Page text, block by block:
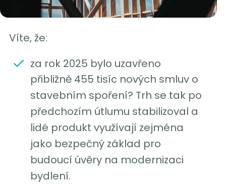
Víte, že:
za rok 2025 bylo uzavřeno
přibližně 455 tisíc nových smluv o
stavebním spoření? Trh se tak po
předchozím útlumu stabilizoval a
lidé produkt využívají zejména
jako bezpečný základ pro
budoucí úvěry na modernizaci
bydlení.